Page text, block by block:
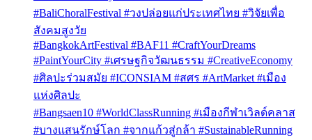
#BaliChoralFestival #วงปล่อยแก่ประเทศไทย #วิจัยเพื่อ
สังคมสูงวัย
#BangkokArtFestival #BAF11 #CraftYourDreams
#PaintYourCity #เศรษฐกิจวัฒนธรรม #CreativeEconomy
#ศิลปะร่วมสมัย #ICONSIAM #สศร #ArtMarket #เมือง
แห่งศิลปะ
#Bangsaen10 #WorldClassRunning #เมืองกีฬาเวิลด์คลาส
#บางแสนรักษ์โลก #จากแก้วสู่กล้า #SustainableRunning